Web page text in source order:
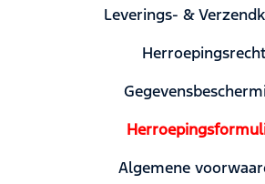
Leverings- &
Herroepingsrecht
Algemene